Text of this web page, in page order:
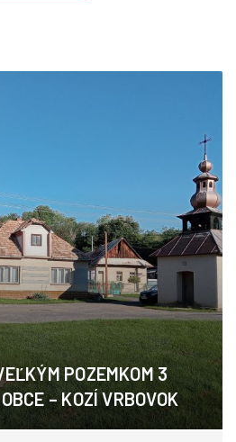
POZEMKOM 3
– KOZÍ VRBOVOK